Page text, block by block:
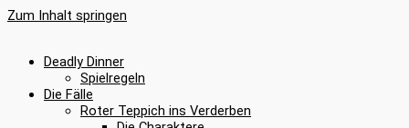
Zum Inhalt springen
Deadly Dinner
Spielregeln
Die Fälle
Roter Teppich ins Verderben